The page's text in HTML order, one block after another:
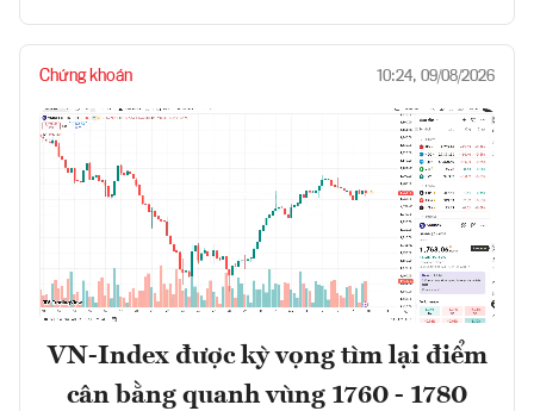
Chứng khoán 10:24, 09/08/2026
VN-Index được kỳ vọng tìm lại điểm
cân bằng quanh vùng 1760 - 1780